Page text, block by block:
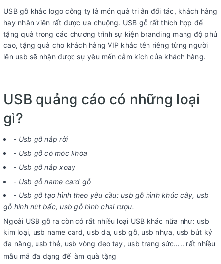
USB gỗ khắc logo công ty là món quà tri ân đối tác, khách hàng
hay nhân viên rất được ưa chuộng. USB gỗ rất thích hợp để
tặng quà trong các chương trình sự kiện branding mang độ phủ
cao, tặng quà cho khách hàng VIP khắc tên riêng từng người
lên usb sẽ nhận được sự yêu mến cảm kích của khách hàng.
USB quảng cáo có những loại
gì?
- Usb gỗ nắp rời
- Usb gỗ có móc khóa
- Usb gỗ nắp xoay
- Usb gỗ name card gỗ
- Usb gỗ tạo hình theo yêu cầu: usb gỗ hình khúc cây, usb
gỗ hình nút bấc, usb gỗ hình chai rượu.
Ngoài USB gỗ ra còn có rất nhiều loại USB khác nữa như: usb
kim loại, usb name card, usb da, usb gỗ, usb nhựa, usb bút ký
đa năng, usb thẻ, usb vòng đeo tay, usb trang sức….. rất nhiều
mẫu mã đa dạng để làm quà tặng